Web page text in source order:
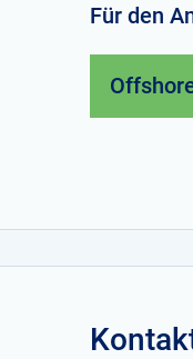
Für den